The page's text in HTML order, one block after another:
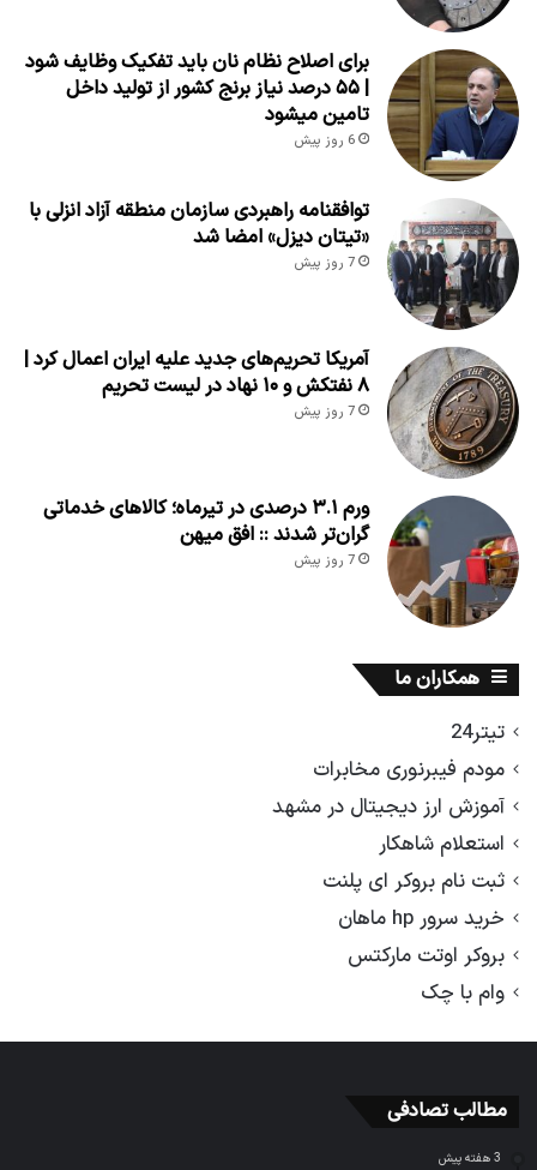
برای اصلاح نظام نان باید تفکیک وظایف شود
| ۵۵ درصد نیاز برنج کشور از تولید داخل
تامین میشود
6 روز پیش
توافقنامه راهبردی سازمان منطقه آزاد انزلی با
«تیتان دیزل» امضا شد
7 روز پیش
آمریکا تحریم‌های جدید علیه ایران اعمال کرد |
۸ نفتکش و ۱۰ نهاد در لیست تحریم
7 روز پیش
ورم ۳.۱ درصدی در تیرماه؛ کالاهای خدماتی
گران‌تر شدند :: افق میهن
7 روز پیش
همکاران ما
تیتر24
مودم فیبرنوری مخابرات
آموزش ارز دیجیتال در مشهد
استعلام شاهکار
ثبت نام بروکر ای پلنت
خرید سرور hp ماهان
بروکر اوتت مارکتس
وام با چک
مطالب تصادفی
3 هفته پیش